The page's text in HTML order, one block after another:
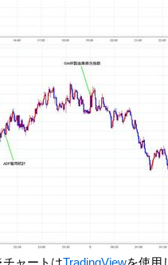
ャートはTradingViewを使用